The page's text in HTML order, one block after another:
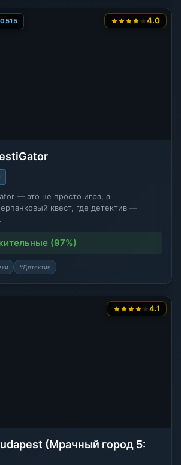
4.0
— это не просто игра, а
квест, где детектив —
(97%)
#Детектив
4.1
(Мрачный город 5: